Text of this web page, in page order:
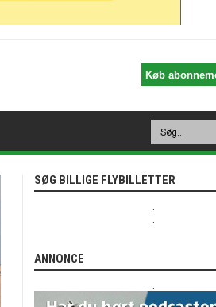
SØG BILLIGE FLYBILLETTER
ANNONCE